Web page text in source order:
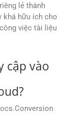
lẻ thành
khá hữu ích cho
việc tài liệu
cập vào